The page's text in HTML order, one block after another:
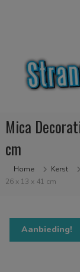
zodat
strandgevoel
in
huis
kan
halen
Mica
cm
Home Kerst
26 x 13 x 41 cm
Aanbieding!